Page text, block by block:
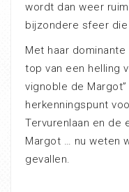
wordt dan weer
bijzondere sfeer
Met haar
top van een helling
vignoble de
herkenningspunt
Tervurenlaan en de
Margot … nu weten
gevallen.